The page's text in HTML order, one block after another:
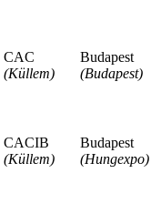
CAC
(Küllem)
Budapest
(Budapest)
CACIB
(Küllem)
Budapest
(Hungexpo)